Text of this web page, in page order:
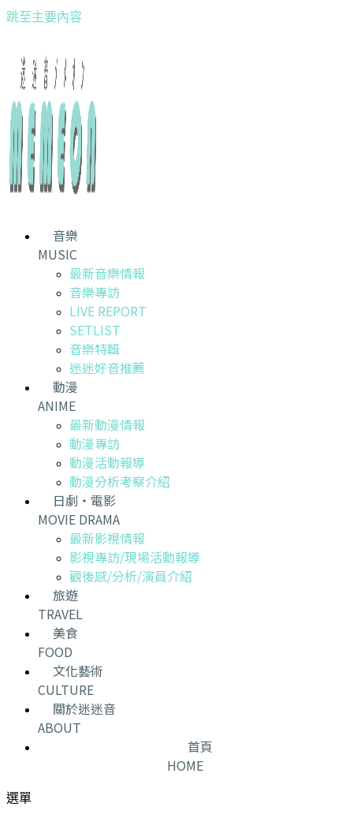
跳至主要內容
音樂
MUSIC
最新音樂情報
音樂專訪
LIVE REPORT
SETLIST
音樂特輯
迷迷好音推薦
動漫
ANIME
最新動漫情報
動漫專訪
動漫活動報導
動漫分析考察介紹
日劇・電影
MOVIE DRAMA
最新影視情報
影視專訪/現場活動報導
觀後感/分析/演員介紹
旅遊
TRAVEL
美食
FOOD
文化藝術
CULTURE
關於迷迷音
ABOUT
首頁
HOME
選單